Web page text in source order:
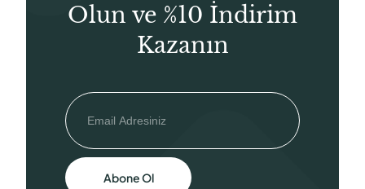
Olun ve %10 İndirim
Kazanın
Abone Ol